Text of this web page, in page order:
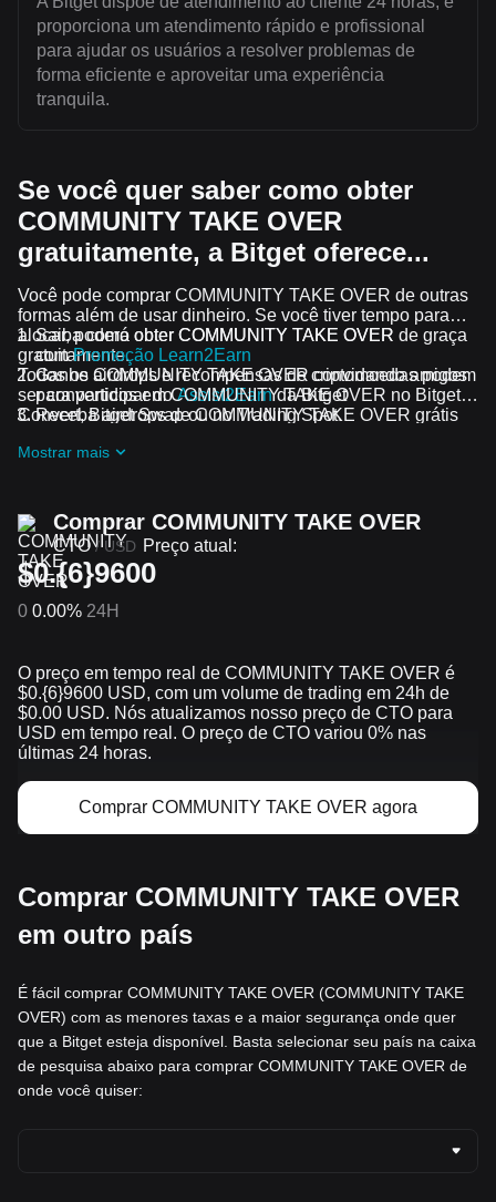
proporciona um atendimento rápido e profissional
para ajudar os usuários a resolver problemas de
forma eficiente e aproveitar uma experiência
tranquila.
Se você quer saber como obter
COMMUNITY TAKE OVER
gratuitamente, a Bitget oferece...
Você pode comprar COMMUNITY TAKE OVER de outras
formas além de usar dinheiro. Se você tiver tempo para
alocar, poderá obter COMMUNITY TAKE OVER
gratuitamente.
Saiba como obter COMMUNITY TAKE OVER de graça
comPromoção Learn2Earn
Ganhe COMMUNITY TAKE OVER convidando amigos
para participar doAssist2Earnda Bitget
Receba airdrops de COMMUNITY TAKE OVER grátis
Todos os airdrops e recompensas de criptomoedas podem
ser convertidos em COMMUNITY TAKE OVER no Bitget
Convert, Bitget Swap ou no Trading Spot.
Mostrar mais
Comprar COMMUNITY TAKE OVER
CTO /USD Preço atual:
$0.{6}9600
0 0.00% 24H
O preço em tempo real de COMMUNITY TAKE OVER é
$0.{​6}9600 USD, com um volume de trading em 24h de
$0.00 USD. Nós atualizamos nosso preço de CTO para
USD em tempo real. O preço de CTO variou 0% nas
últimas 24 horas.
Comprar COMMUNITY TAKE OVER agora
Comprar COMMUNITY TAKE OVER
em outro país
É fácil comprar COMMUNITY TAKE OVER (COMMUNITY TAKE
OVER) com as menores taxas e a maior segurança onde quer
que a Bitget esteja disponível. Basta selecionar seu país na caixa
de pesquisa abaixo para comprar COMMUNITY TAKE OVER de
onde você quiser: